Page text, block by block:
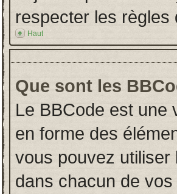
respecter les règles
Haut
Que sont les
Le BBCode est une
en forme des
vous pouvez
dans chacun de